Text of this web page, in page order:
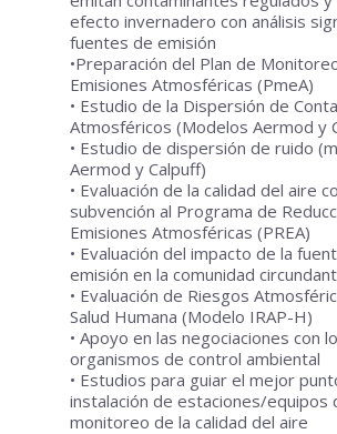
efecto invernadero con análisis
fuentes de emisión
•Preparación del Plan de
Emisiones Atmosféricas (PmeA)
• Estudio de la Dispersión de
Atmosféricos (Modelos Aermod y
• Estudio de dispersión de ruido
Aermod y Calpuff)
• Evaluación de la calidad del aire
subvención al Programa de
Emisiones Atmosféricas (PREA)
• Evaluación del impacto de la
emisión en la comunidad
• Evaluación de Riesgos
Salud Humana (Modelo IRAP-H)
• Apoyo en las negociaciones con
organismos de control ambiental
• Estudios para guiar el mejor
instalación de estaciones/equipos
monitoreo de la calidad del aire